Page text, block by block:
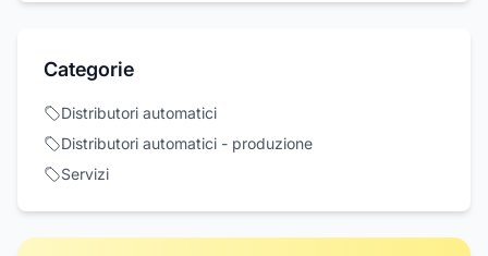
Categorie
Distributori automatici
Distributori automatici - produzione
Servizi